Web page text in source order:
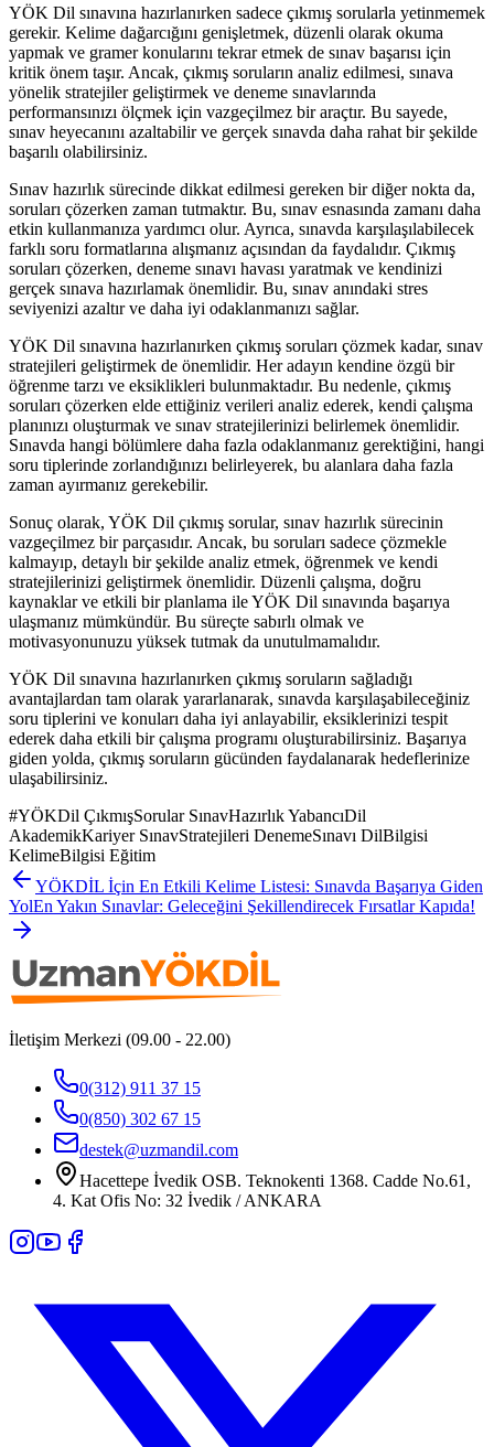
YÖK Dil sınavına hazırlanırken sadece çıkmış sorularla yetinmemek
gerekir. Kelime dağarcığını genişletmek, düzenli olarak okuma
yapmak ve gramer konularını tekrar etmek de sınav başarısı için
kritik önem taşır. Ancak, çıkmış soruların analiz edilmesi, sınava
yönelik stratejiler geliştirmek ve deneme sınavlarında
performansınızı ölçmek için vazgeçilmez bir araçtır. Bu sayede,
sınav heyecanını azaltabilir ve gerçek sınavda daha rahat bir şekilde
başarılı olabilirsiniz.
Sınav hazırlık sürecinde dikkat edilmesi gereken bir diğer nokta da,
soruları çözerken zaman tutmaktır. Bu, sınav esnasında zamanı daha
etkin kullanmanıza yardımcı olur. Ayrıca, sınavda karşılaşılabilecek
farklı soru formatlarına alışmanız açısından da faydalıdır. Çıkmış
soruları çözerken, deneme sınavı havası yaratmak ve kendinizi
gerçek sınava hazırlamak önemlidir. Bu, sınav anındaki stres
seviyenizi azaltır ve daha iyi odaklanmanızı sağlar.
YÖK Dil sınavına hazırlanırken çıkmış soruları çözmek kadar, sınav
stratejileri geliştirmek de önemlidir. Her adayın kendine özgü bir
öğrenme tarzı ve eksiklikleri bulunmaktadır. Bu nedenle, çıkmış
soruları çözerken elde ettiğiniz verileri analiz ederek, kendi çalışma
planınızı oluşturmak ve sınav stratejilerinizi belirlemek önemlidir.
Sınavda hangi bölümlere daha fazla odaklanmanız gerektiğini, hangi
soru tiplerinde zorlandığınızı belirleyerek, bu alanlara daha fazla
zaman ayırmanız gerekebilir.
Sonuç olarak, YÖK Dil çıkmış sorular, sınav hazırlık sürecinin
vazgeçilmez bir parçasıdır. Ancak, bu soruları sadece çözmekle
kalmayıp, detaylı bir şekilde analiz etmek, öğrenmek ve kendi
stratejilerinizi geliştirmek önemlidir. Düzenli çalışma, doğru
kaynaklar ve etkili bir planlama ile YÖK Dil sınavında başarıya
ulaşmanız mümkündür. Bu süreçte sabırlı olmak ve
motivasyonunuzu yüksek tutmak da unutulmamalıdır.
YÖK Dil sınavına hazırlanırken çıkmış soruların sağladığı
avantajlardan tam olarak yararlanarak, sınavda karşılaşabileceğiniz
soru tiplerini ve konuları daha iyi anlayabilir, eksiklerinizi tespit
ederek daha etkili bir çalışma programı oluşturabilirsiniz. Başarıya
giden yolda, çıkmış soruların gücünden faydalanarak hedeflerinize
ulaşabilirsiniz.
#YÖKDil ÇıkmışSorular SınavHazırlık YabancıDil
AkademikKariyer SınavStratejileri DenemeSınavı DilBilgisi
KelimeBilgisi Eğitim
YÖKDİL İçin En Etkili Kelime Listesi: Sınavda Başarıya Giden
YolEn Yakın Sınavlar: Geleceğini Şekillendirecek Fırsatlar Kapıda!
İletişim Merkezi (09.00 - 22.00)
0(312) 911 37 15
0(850) 302 67 15
destek@uzmandil.com
Hacettepe İvedik OSB. Teknokenti 1368. Cadde No.61,
4. Kat Ofis No: 32 İvedik / ANKARA